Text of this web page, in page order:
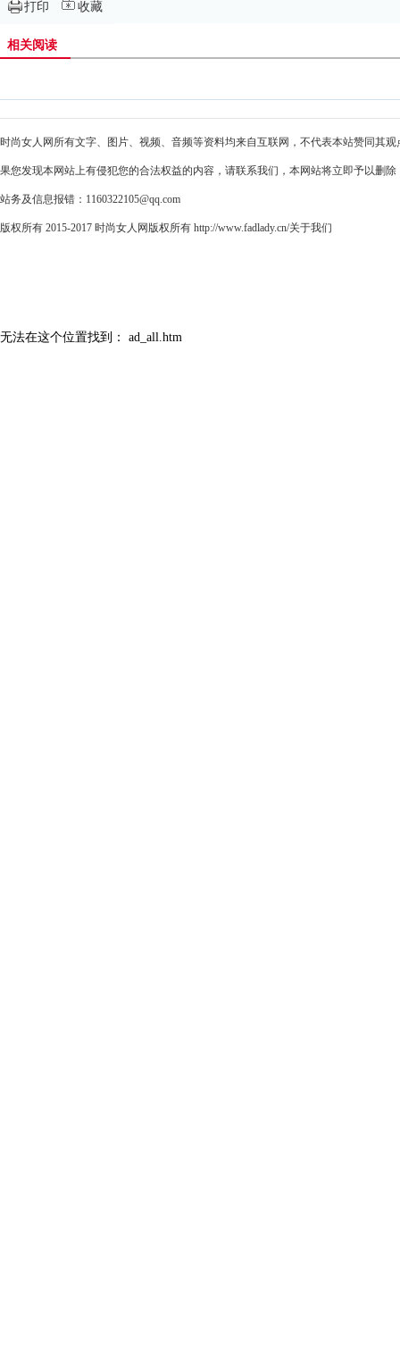
打印 收藏
相关阅读
时尚女人网所有文字、图片、视频、音频等资料均来自互联网，不代表本站赞同其
果您发现本网站上有侵犯您的合法权益的内容，请联系我们，本网站将立即予以删
站务及信息报错：1160322105@qq.com
版权所有 2015-2017 时尚女人网版权所有 http://www.fadlady.cn/关于我们
无法在这个位置找到： ad_all.htm